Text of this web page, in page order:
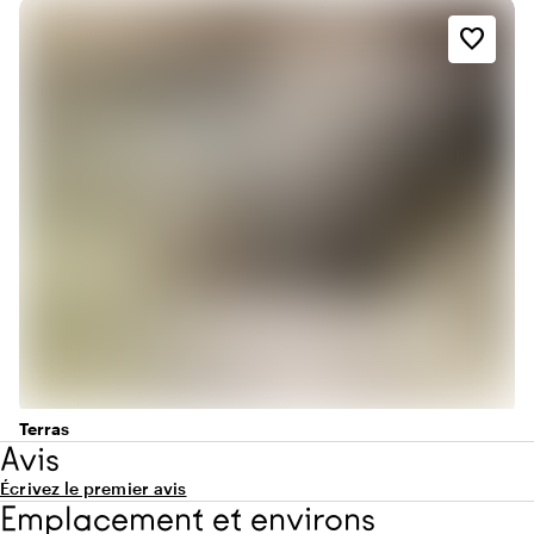
Terras
favorite_border
Avis
Écrivez le premier avis
Emplacement et environs